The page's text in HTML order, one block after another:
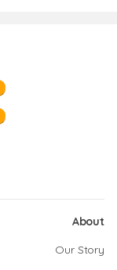
About
Our Story